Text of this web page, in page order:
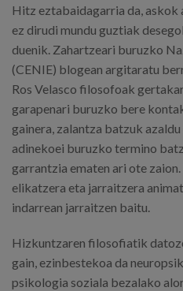
Hitz eztabaidagarria da, askok
ez dirudi mundu guztiak
duenik. Zahartzeari buruzko
(CENIE) blogean argitaratu
Ros Velasco filosofoak
garapenari buruzko bere
gainera, zalantza batzuk
adinekoei buruzko termino
garrantzia ematen ari ote
elikatzera eta jarraitzera
indarrean jarraitzen baitu.
Hizkuntzaren filosofiatik
gain, ezinbestekoa da
psikologia soziala bezalako